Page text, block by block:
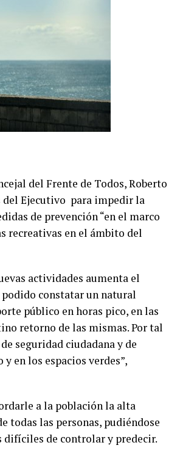
del Frente de Todos, Roberto
del Ejecutivo para impedir la
de prevención “en el marco
recreativas en el ámbito del
actividades aumenta el
podido constatar un natural
público en horas pico, en las
retorno de las mismas. Por tal
seguridad ciudadana y de
en los espacios verdes”,
a la población la alta
todas las personas, pudiéndose
difíciles de controlar y predecir.